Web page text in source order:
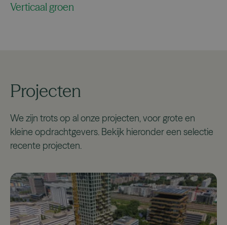
Verticaal groen
Projecten
We zijn trots op al onze projecten, voor grote en
kleine opdrachtgevers. Bekijk hieronder een selectie
recente projecten.